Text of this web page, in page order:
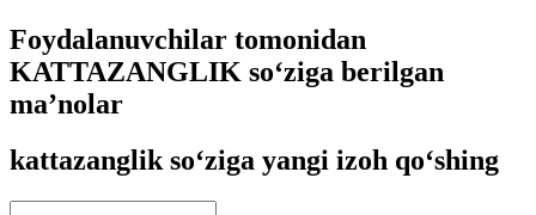
Foydalanuvchilar tomonidan
KATTAZANGLIK so‘ziga berilgan
ma’nolar
kattazanglik so‘ziga yangi izoh qo‘shing